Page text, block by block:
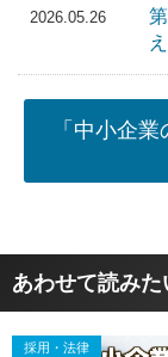
2026.05.26
「中小企
あわせて読みた
採用・法律